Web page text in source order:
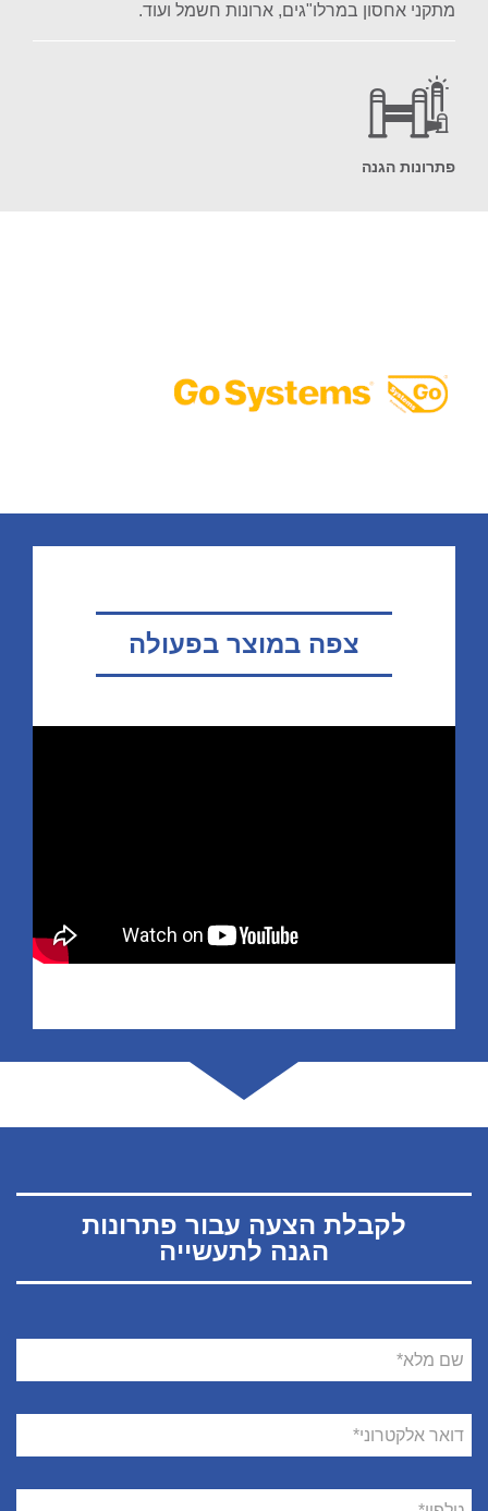
מתקני אחסון במרלו"גים, ארונות חשמל ועוד.
פתרונות הגנה
צפה במוצר בפעולה
לקבלת הצעה עבור פתרונות
הגנה לתעשייה
טלפון